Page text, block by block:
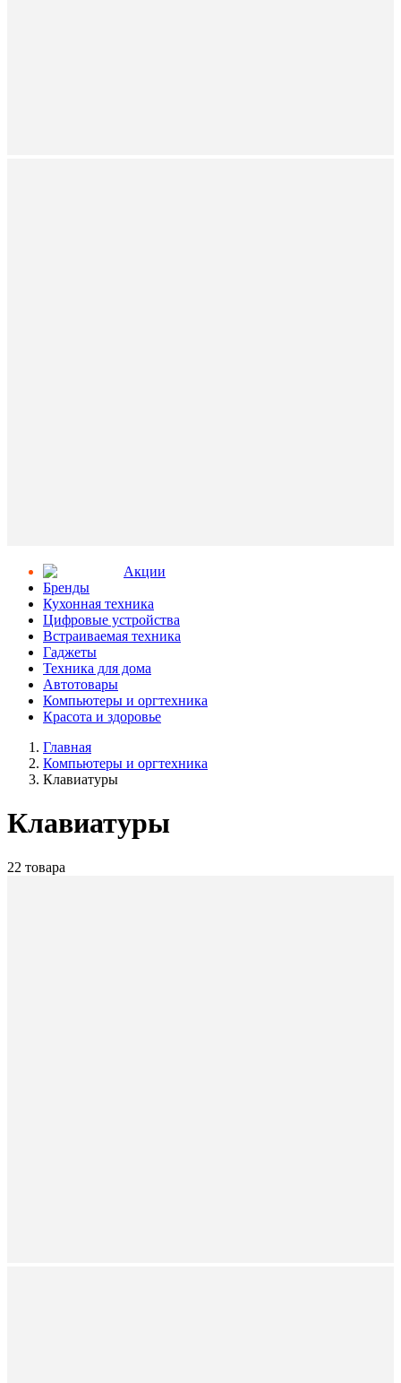
Aкции
Бренды
Кухонная техника
Цифровые устройства
Встраиваемая техника
Гаджеты
Техника для дома
Автотовары
Компьютеры и оргтехника
Красота и здоровье
Главная
Компьютеры и оргтехника
Клавиатуры
Клавиатуры
22 товара